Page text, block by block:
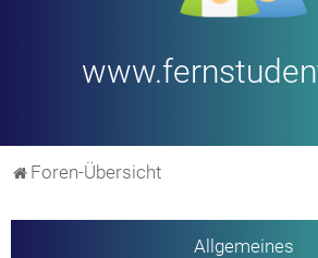
Foren-Übersicht
Allgemeines